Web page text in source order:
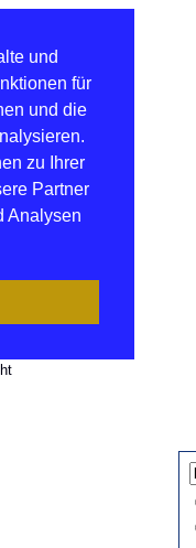
und
für
und die
zu Ihrer
Partner
Analysen